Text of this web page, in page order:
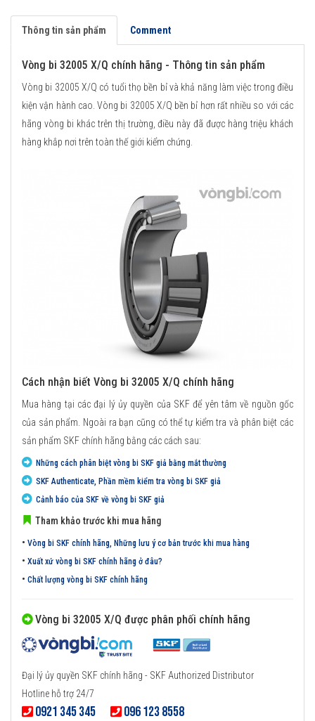
Thông tin sản phẩm Comment
Vòng bi 32005 X/Q chính hãng - Thông tin sản phẩm
Vòng bi 32005 X/Q có tuổi thọ bền bỉ và khả năng làm việc trong điều
kiện vận hành cao. Vòng bi 32005 X/Q bền bỉ hơn rất nhiều so với các
hãng vòng bi khác trên thị trường, điều này đã được hàng triệu khách
hàng khắp nơi trên toàn thế giới kiểm chứng.
Cách nhận biết Vòng bi 32005 X/Q chính hãng
Mua hàng tại các đại lý ủy quyền của SKF để yên tâm về nguồn gốc
của sản phẩm. Ngoài ra bạn cũng có thể tự kiểm tra và phân biệt các
sản phẩm SKF chính hãng bằng các cách sau:
Những cách phân biệt vòng bi SKF giả bằng mắt thường
SKF Authenticate, Phần mềm kiểm tra vòng bi SKF giả
Cảnh báo của SKF về vòng bi SKF giả
Tham khảo trước khi mua hãng
• Vòng bi SKF chính hãng, Những lưu ý cơ bản trước khi mua hàng
• Xuất xứ vòng bi SKF chính hãng ở đâu?
• Chất lượng vòng bi SKF chính hãng
Vòng bi 32005 X/Q được phân phối chính hãng
Đại lý ủy quyền SKF chính hãng - SKF Authorized Distributor
Hotline hỗ trợ 24/7
0921 345 345 096 123 8558